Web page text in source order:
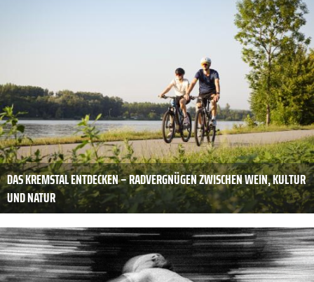
DAS KREMSTAL ENTDECKEN – RADVERGNÜGEN ZWISCHEN WEIN, KULTUR
UND NATUR